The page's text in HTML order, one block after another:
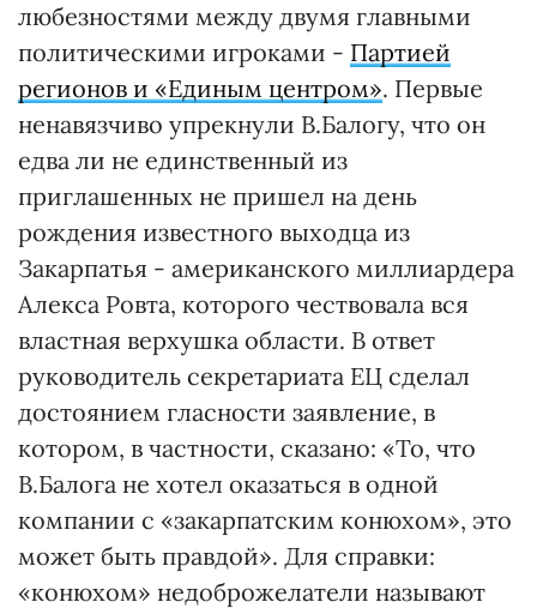
любезностями между двумя главными
политическими игроками - Партией
регионов и «Единым центром». Первые
ненавязчиво упрекнули В.Балогу, что он
едва ли не единственный из
приглашенных не пришел на день
рождения известного выходца из
Закарпатья - американского миллиардера
Алекса Ровта, которого чествовала вся
властная верхушка области. В ответ
руководитель секретариата ЕЦ сделал
достоянием гласности заявление, в
котором, в частности, сказано: «То, что
В.Балога не хотел оказаться в одной
компании с «закарпатским конюхом», это
может быть правдой». Для справки:
«конюхом» недоброжелатели называют